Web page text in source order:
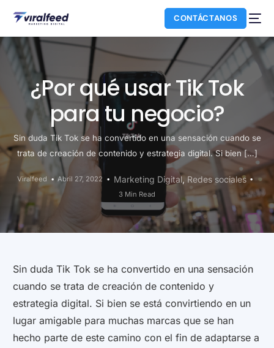
CONTÁCTANOS
¿Por qué usar Tik Tok
para tu negocio?
Sin duda Tik Tok se ha convertido en una sensación cuando se
trata de creación de contenido y estrategia digital. Si bien […]
Viralfeed Abril 27, 2022 Marketing Digital, Redes sociales
3 Min Read
Sin duda Tik Tok se ha convertido en una sensación
cuando se trata de creación de contenido y
estrategia digital. Si bien se está convirtiendo en un
lugar amigable para muchas marcas que se han
hecho parte de este camino con el fin de adaptarse a
NUEVO